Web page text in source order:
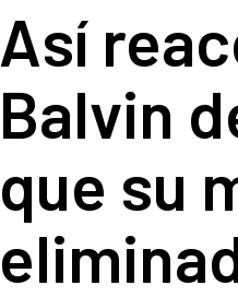
Así
Balvin
que su